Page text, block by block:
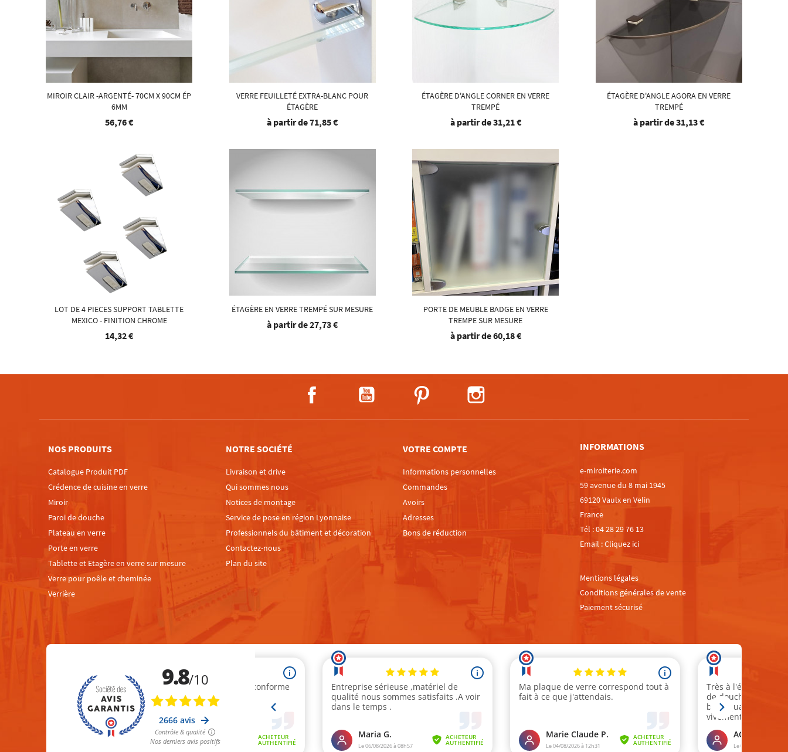
MIROIR CLAIR -ARGENTÉ- 70CM X 90CM ÉP
6MM
56,76 €
VERRE FEUILLETÉ EXTRA-BLANC POUR
ÉTAGÈRE
à partir de71,85 €
ÉTAGÈRE D'ANGLE CORNER EN VERRE
TREMPÉ
à partir de31,21 €
ÉTAGÈRE D'ANGLE AGORA EN VERRE
TREMPÉ
à partir de31,13 €
LOT DE 4 PIECES SUPPORT TABLETTE
MEXICO - FINITION CHROME
14,32 €
ÉTAGÈRE EN VERRE TREMPÉ SUR MESURE
à partir de27,73 €
PORTE DE MEUBLE BADGE EN VERRE
TREMPE SUR MESURE
à partir de60,18 €
Facebook Pinterest
NOS PRODUITS
Catalogue Produit PDF
Crédence de cuisine en verre
Miroir
Paroi de douche
Plateau en verre
Porte en verre
Tablette et Etagère en verre sur mesure
Verre pour poêle et cheminée
Verrière
NOTRE SOCIÉTÉ
Livraison et drive
Qui sommes nous
Notices de montage
Service de pose en région Lyonnaise
Professionnels du bâtiment et décoration
Contactez-nous
Plan du site
VOTRE COMPTE
Informations personnelles
Commandes
Avoirs
Adresses
Bons de réduction
INFORMATIONS
e-miroiterie.com
59 avenue du 8 mai 1945
69120 Vaulx en Velin
France
Tél :04 28 29 76 13
Email :Cliquez ici
Mentions légales
Conditions générales de vente
Paiement sécurisé